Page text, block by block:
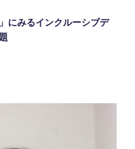
にみるインクルーシブデ